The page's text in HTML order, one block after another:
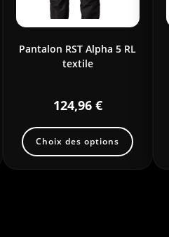
Pantalon RST Alpha 5 RL
textile
124,96 €
Choix des options